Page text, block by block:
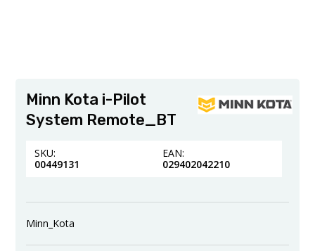
Minn Kota i-Pilot
System Remote_BT
SKU:
00449131
EAN:
029402042210
Minn_Kota